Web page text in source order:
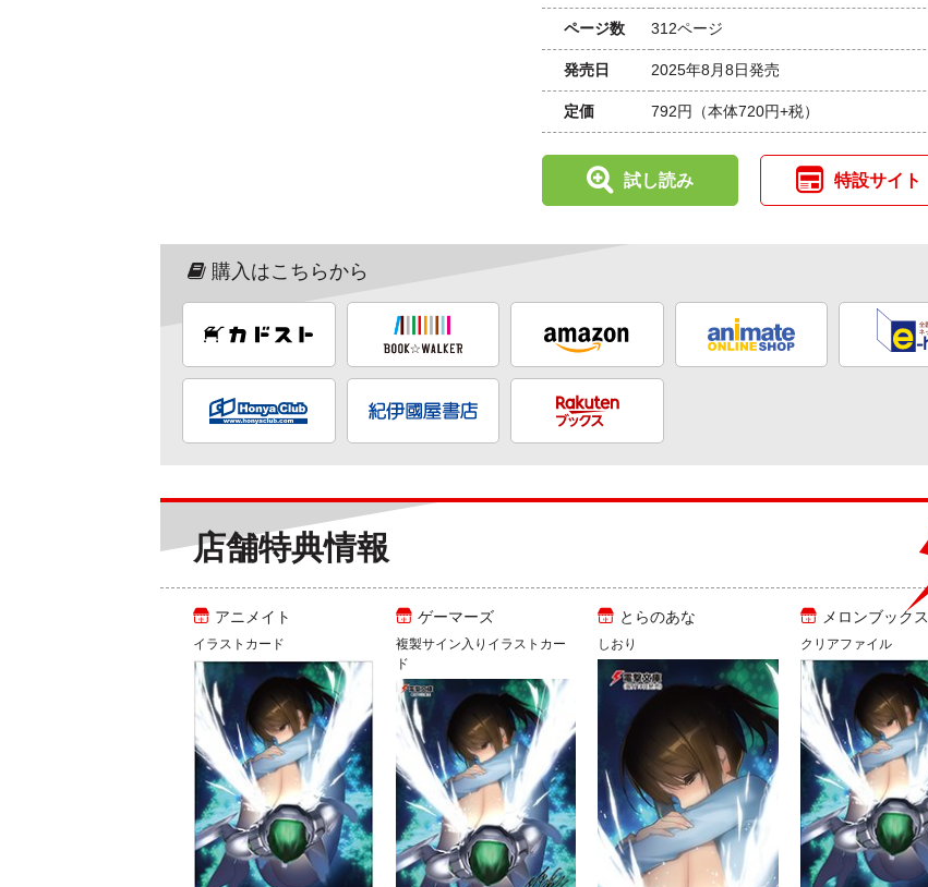
ページ数 312ページ
発売日 2025年8月8日発売
定価 792円 （本体720円+税）
試し読み 特設サイト
購入はこちらから
店舗特典情報
アニメイト
イラストカード
ゲーマーズ
複製サイン入りイラストカー
ド
とらのあな
しおり
メロンブックス
クリアファイル